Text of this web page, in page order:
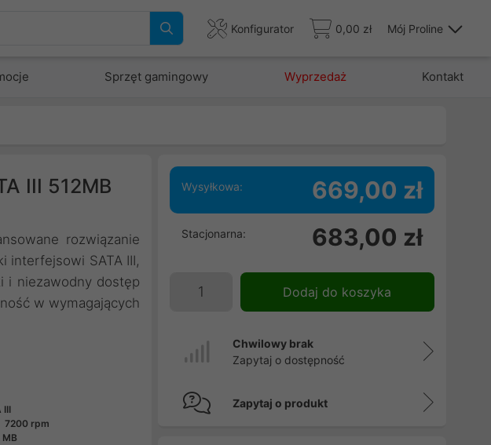
Konfigurator 0,00 zł Mój Proline
Sprzęt gamingowy Wyprzedaż Kontakt
III 512MB
rozwiązanie
interfejsowi SATA III,
i niezawodny dostęp
w wymagających
III
7200 rpm
MB
Wysyłkowa: 669,00 zł
Stacjonarna: 683,00 zł
Dodaj do koszyka
Chwilowy brak
Zapytaj o dostępność
Zapytaj o produkt